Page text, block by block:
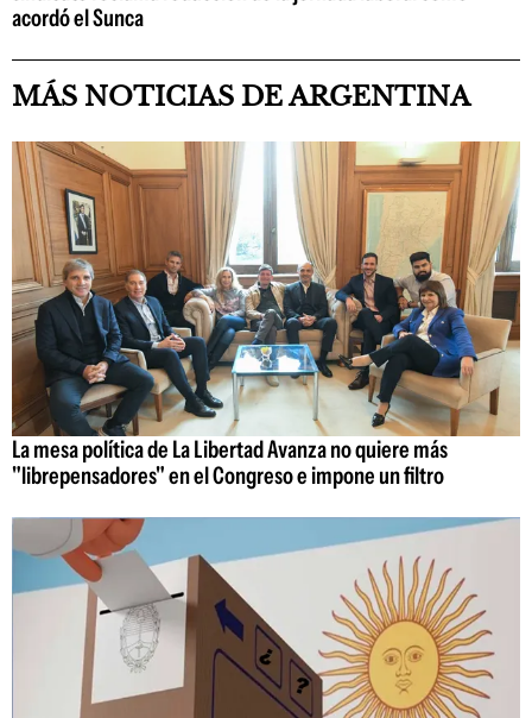
acordó el Sunca
MÁS NOTICIAS DE ARGENTINA
La mesa política de La Libertad Avanza no quiere más
"librepensadores" en el Congreso e impone un filtro